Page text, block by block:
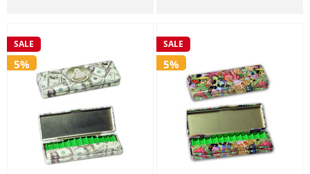
SALE
5%
SALE
5%